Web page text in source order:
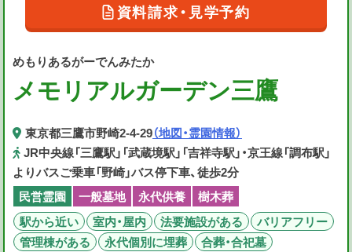
めもりあるがーでんみたか
メモリアルガーデン三鷹
東京都三鷹市野崎2-4-29（地図・霊園情報）
JR中央線「三鷹駅」「武蔵境駅」「吉祥寺駅」・京王線「調布駅」
よりバスご乗車「野崎」バス停下車、徒歩2分
資料請求・見学予約
民営霊園 一般墓地 永代供養
樹木葬
駅から近い
室内・屋内 法要施設がある
バリアフリー
管理棟がある
永代個別に埋葬
合葬・合祀墓